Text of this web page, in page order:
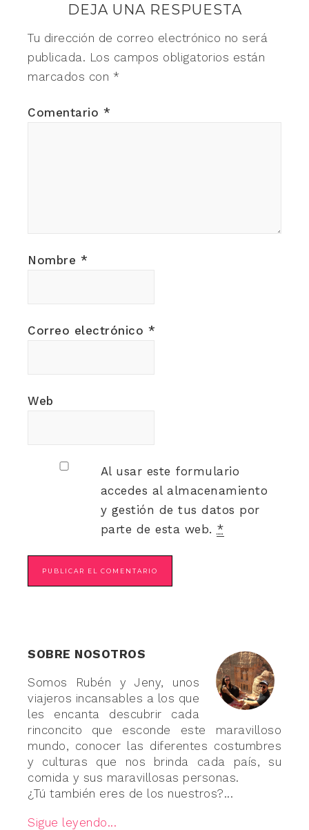
DEJA UNA RESPUESTA
Tu dirección de correo electrónico no será
publicada. Los campos obligatorios están
marcados con *
Comentario *
Nombre *
Correo electrónico *
Web
Al usar este formulario
accedes al almacenamiento
y gestión de tus datos por
parte de esta web. *
SOBRE NOSOTROS
Somos Rubén y Jeny, unos
viajeros incansables a los que
les encanta descubrir cada
rinconcito que esconde este maravilloso
mundo, conocer las diferentes costumbres
y culturas que nos brinda cada país, su
comida y sus maravillosas personas.
¿Tú también eres de los nuestros?...
Sigue leyendo...